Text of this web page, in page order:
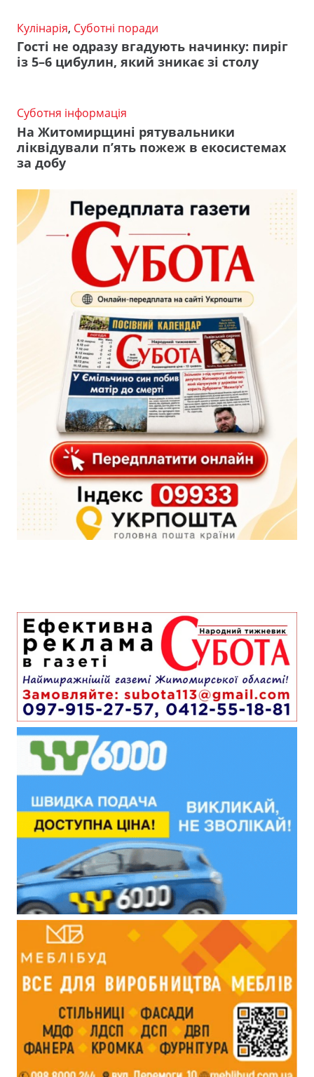
Кулінарія, Суботні поради
Гості не одразу вгадують начинку: пиріг
із 5–6 цибулин, який зникає зі столу
Суботня інформація
На Житомирщині рятувальники
ліквідували п’ять пожеж в екосистемах
за добу